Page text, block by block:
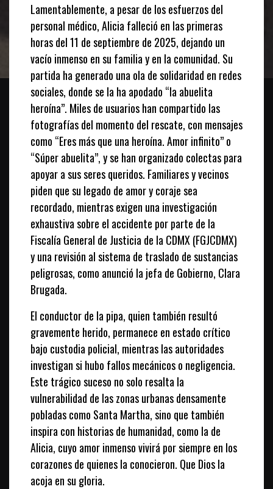
Lamentablemente, a pesar de los esfuerzos del
personal médico, Alicia falleció en las primeras
horas del 11 de septiembre de 2025, dejando un
vacío inmenso en su familia y en la comunidad. Su
partida ha generado una ola de solidaridad en redes
sociales, donde se la ha apodado “la abuelita
heroína”. Miles de usuarios han compartido las
fotografías del momento del rescate, con mensajes
como “Eres más que una heroína. Amor infinito” o
“Súper abuelita”, y se han organizado colectas para
apoyar a sus seres queridos. Familiares y vecinos
piden que su legado de amor y coraje sea
recordado, mientras exigen una investigación
exhaustiva sobre el accidente por parte de la
Fiscalía General de Justicia de la CDMX (FGJCDMX)
y una revisión al sistema de traslado de sustancias
peligrosas, como anunció la jefa de Gobierno, Clara
Brugada.
El conductor de la pipa, quien también resultó
gravemente herido, permanece en estado crítico
bajo custodia policial, mientras las autoridades
investigan si hubo fallos mecánicos o negligencia.
Este trágico suceso no solo resalta la
vulnerabilidad de las zonas urbanas densamente
pobladas como Santa Martha, sino que también
inspira con historias de humanidad, como la de
Alicia, cuyo amor inmenso vivirá por siempre en los
corazones de quienes la conocieron. Que Dios la
acoja en su gloria.